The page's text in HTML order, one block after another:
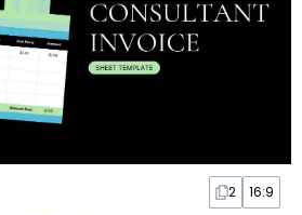
2 16:9